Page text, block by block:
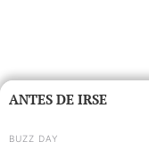
ANTES DE IRSE